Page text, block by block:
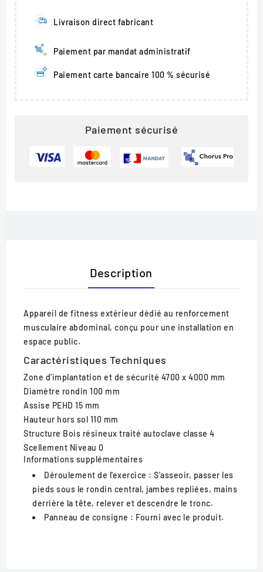
Livraison direct fabricant
Paiement par mandat administratif
Paiement carte bancaire 100 % sécurisé
Paiement sécurisé
Description
Appareil de fitness extérieur dédié au renforcement
musculaire abdominal, conçu pour une installation en
espace public.
Caractéristiques Techniques
Zone d'implantation et de sécurité 4700 x 4000 mm
Diamètre rondin 100 mm
Assise PEHD 15 mm
Hauteur hors sol 110 mm
Structure Bois résineux traité autoclave classe 4
Scellement Niveau 0
Informations supplémentaires
Déroulement de l'exercice : S'asseoir, passer les
pieds sous le rondin central, jambes repliées, mains
derrière la tête, relever et descendre le tronc.
Panneau de consigne : Fourni avec le produit.